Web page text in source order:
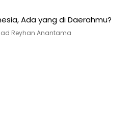
Ada yang di Daerahmu?
Reyhan Anantama